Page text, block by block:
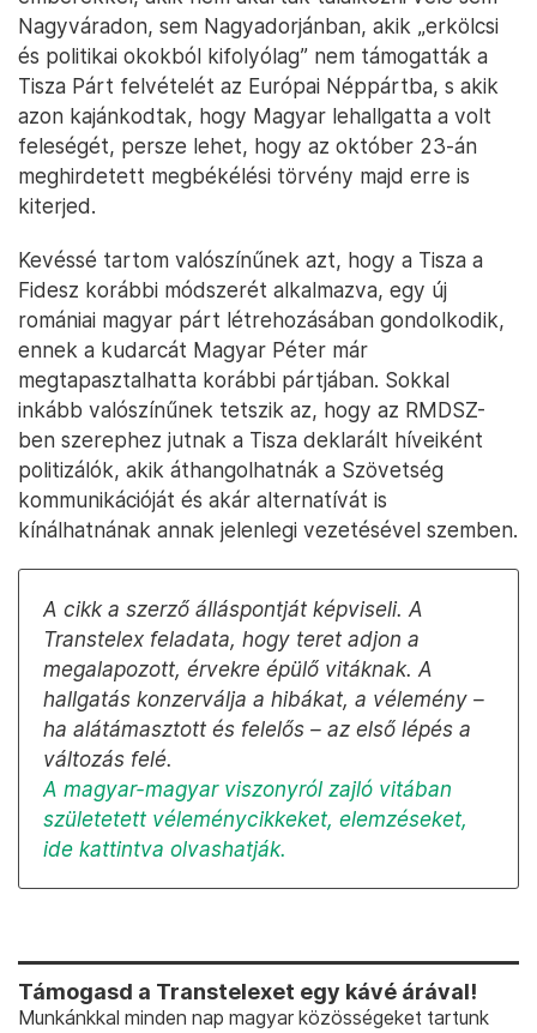
Nagyváradon, sem Nagyadorjánban, akik „erkölcsi
és politikai okokból kifolyólag” nem támogatták a
Tisza Párt felvételét az Európai Néppártba, s akik
azon kajánkodtak, hogy Magyar lehallgatta a volt
feleségét, persze lehet, hogy az október 23-án
meghirdetett megbékélési törvény majd erre is
kiterjed.
Kevéssé tartom valószínűnek azt, hogy a Tisza a
Fidesz korábbi módszerét alkalmazva, egy új
romániai magyar párt létrehozásában gondolkodik,
ennek a kudarcát Magyar Péter már
megtapasztalhatta korábbi pártjában. Sokkal
inkább valószínűnek tetszik az, hogy az RMDSZ-
ben szerephez jutnak a Tisza deklarált híveiként
politizálók, akik áthangolhatnák a Szövetség
kommunikációját és akár alternatívát is
kínálhatnának annak jelenlegi vezetésével szemben.
A cikk a szerző álláspontját képviseli. A
Transtelex feladata, hogy teret adjon a
megalapozott, érvekre épülő vitáknak. A
hallgatás konzerválja a hibákat, a vélemény –
ha alátámasztott és felelős – az első lépés a
változás felé.
A magyar-magyar viszonyról zajló vitában
születetett véleménycikkeket, elemzéseket,
ide kattintva olvashatják.
Támogasd a Transtelexet egy kávé árával!
Munkánkkal minden nap magyar közösségeket tartunk